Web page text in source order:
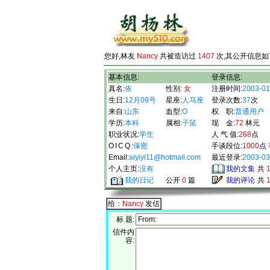
您好,林友 Nancy 共被造访过 1407 次,其公开信息
基本信息:
登录信息:
真名:依 性别: 女 注册时间:2003-
生日:12月09号 星座:人马座 登录次数:37次
来自:山东 血型:O 权 职:普通用户
学历:本科 属相:子鼠 现 金:72 林元
职业状况:学生 人 气 值:268点
OICQ :保密 手谈段位:1000点
Email:aiyiyi11@hotmail.com 最近登录:2003-
个人主页:没有 我的文集 共 1
我的日记
公开 0 篇 我的评论 共 1
给： Nancy 发信
标 题:
信件内
容: